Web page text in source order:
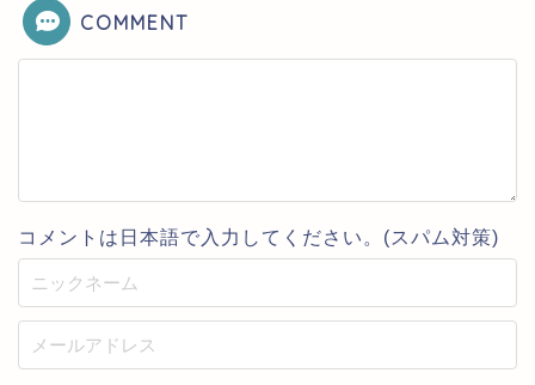
COMMENT
コメントは日本語で入力してください。(スパム対策)